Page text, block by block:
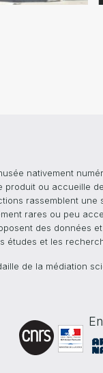
nativement
produit ou accueille
rassemblent une
rares ou peu
des données
études et les
de la médiation